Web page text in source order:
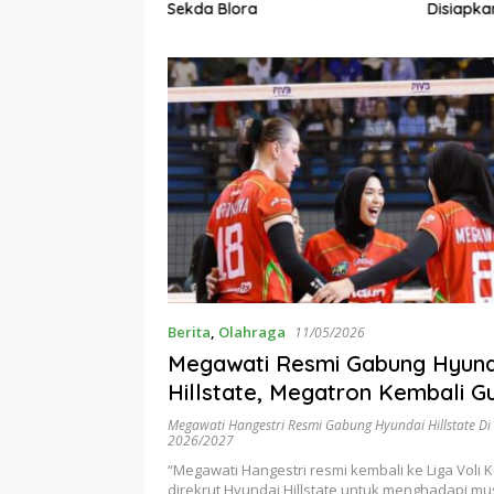
Sekda Blora
Berita, Olahraga 11/05/2026
Megawati Resmi Gabung
Hillstate, Megatron Kembali
Liga Voli Korea
Megawati Hangestri Resmi Gabung Hyundai Hillstate
2026/2027
“Megawati Hangestri resmi kembali ke Liga Voli
direkrut Hyundai Hillstate untuk menghadapi